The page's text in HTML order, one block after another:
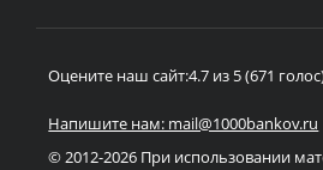
г. Иркутск, улица
Оцените наш сайт:4.7 из 5 (671
Напишите нам: mail@1000bankov.ru
© 2012-2026 При использовании